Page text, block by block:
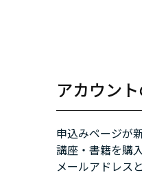
アカウン
申込みページが
講座・書籍を購
メールアドレス